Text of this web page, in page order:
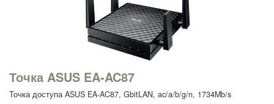
Точка ASUS EA-AC87
Точка доступа ASUS EA-AC87, GbitLAN, ac/a/b/g/n, 1734Mb/s